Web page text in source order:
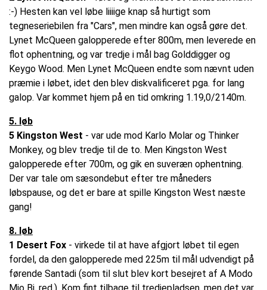
:-) Hesten kan vel løbe liiiige knap så hurtigt som
tegneseriebilen fra "Cars", men mindre kan også gøre det.
Lynet McQueen galopperede efter 800m, men leverede en
flot ophentning, og var tredje i mål bag Golddigger og
Keygo Wood. Men Lynet McQueen endte som nævnt uden
præmie i løbet, idet den blev diskvalificeret pga. for lang
galop. Var kommet hjem på en tid omkring 1.19,0/2140m.
5. løb
5 Kingston West - var ude mod Karlo Molar og Thinker
Monkey, og blev tredje til de to. Men Kingston West
galopperede efter 700m, og gik en suveræn ophentning.
Der var tale om sæsondebut efter tre måneders
løbspause, og det er bare at spille Kingston West næste
gang!
8. løb
1 Desert Fox - virkede til at have afgjort løbet til egen
fordel, da den galopperede med 225m til mål udvendigt på
førende Santadi (som til slut blev kort besejret af A Modo